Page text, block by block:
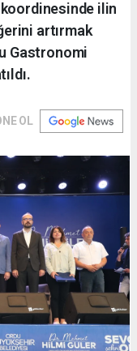
ilin
artırmak
Gastronomi
OL